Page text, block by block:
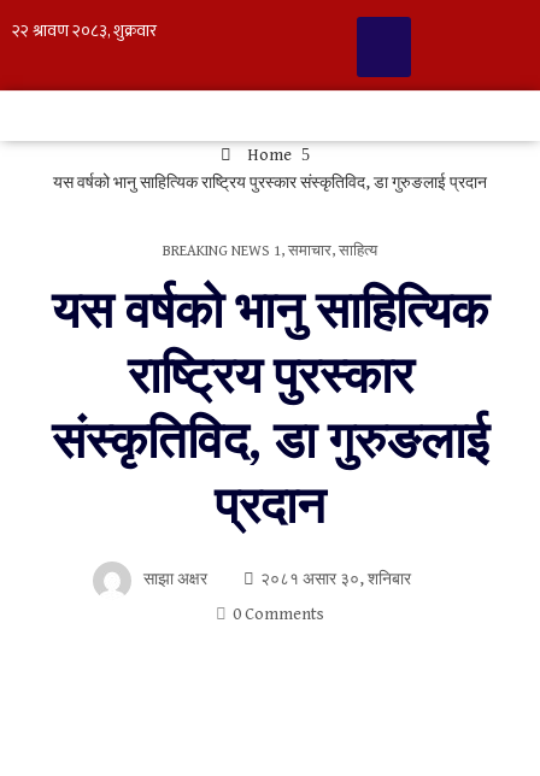
Home
यस वर्षको भानु साहित्यिक राष्ट्रिय पुरस्कार संस्कृतिविद, डा गुरुङलाई प्रदान
BREAKING NEWS 1, समाचार, साहित्य
यस वर्षको भानु साहित्यिक
राष्ट्रिय पुरस्कार
संस्कृतिविद, डा गुरुङलाई
प्रदान
साझा अक्षर
२०८१ असार ३०, शनिबार
0 Comments